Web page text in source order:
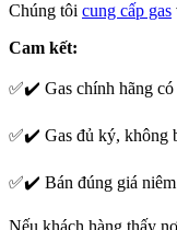
Chúng tôi cung cấp gas
Cam kết:
✅✔️ Gas chính hãng có
✅✔️ Gas đủ ký, không
✅✔️ Bán đúng giá
Nếu khách hàng thấy